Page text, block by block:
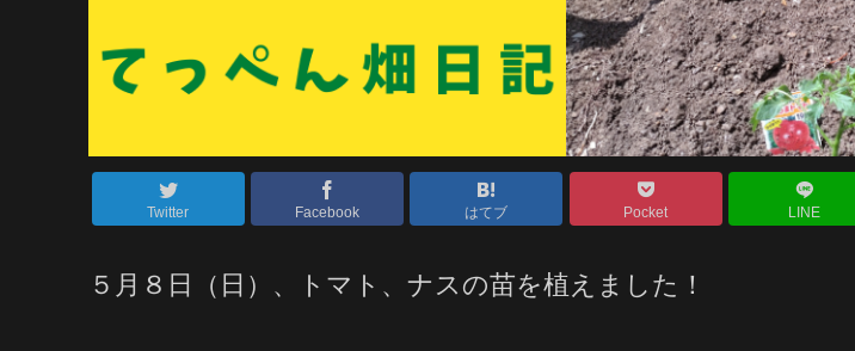
Twitter Facebook はてブ Pocket LINE
５月８日（日）、トマト、ナスの苗を植えました！